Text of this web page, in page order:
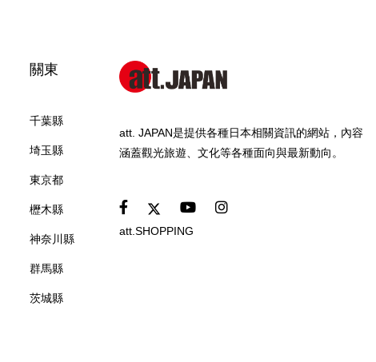
關東
千葉縣
埼玉縣
東京都
櫪木縣
神奈川縣
群馬縣
茨城縣
att. JAPAN是提供各種日本相關資訊的網站，內容
涵蓋觀光旅遊、文化等各種面向與最新動向。
att.SHOPPING